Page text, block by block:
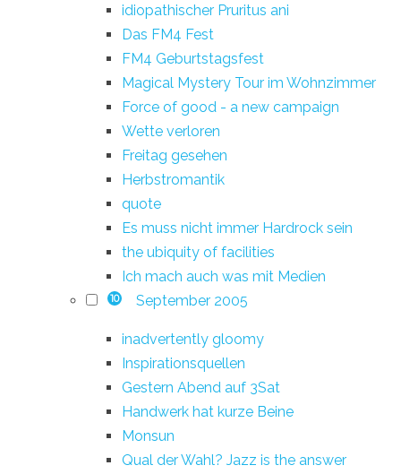
idiopathischer Pruritus ani
Das FM4 Fest
FM4 Geburtstagsfest
Magical Mystery Tour im Wohnzimmer
Force of good - a new campaign
Wette verloren
Freitag gesehen
Herbstromantik
quote
Es muss nicht immer Hardrock sein
the ubiquity of facilities
Ich mach auch was mit Medien
10 September 2005
inadvertently gloomy
Inspirationsquellen
Gestern Abend auf 3Sat
Handwerk hat kurze Beine
Monsun
Qual der Wahl? Jazz is the answer